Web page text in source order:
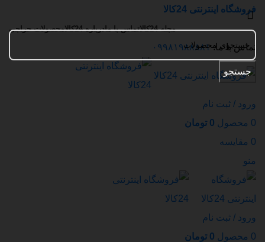
فروشگاه اینترنتی 24کالا
مجله 24کالا تماس با مادرباره 24کالا محصولات حراجی
تماس با ما:۰۹۹۸۱۹۸۸۸۸۱
ورود / ثبت نام
0 محصول 0 تومان
0 مقایسه
منو
ورود / ثبت نام
0 محصول 0 تومان
جستجو